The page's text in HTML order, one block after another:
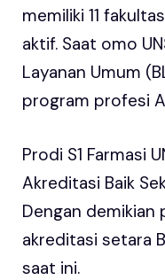
memiliki 11
aktif. Saat omo
Layanan Umum
program profesi
Prodi S1 Farmasi
Akreditasi Baik
Dengan demikian
akreditasi setara
saat ini.